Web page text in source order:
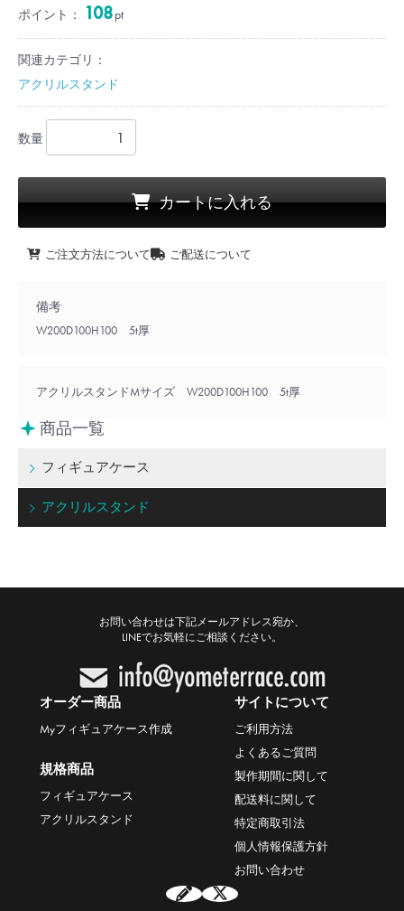
ポイント： 108pt
関連カテゴリ：
アクリルスタンド
数量
カートに入れる
ご注文方法について ご配送について
備考
W200D100H100 5t厚
アクリルスタンドMサイズ W200D100H100 5t厚
商品一覧
フィギュアケース
アクリルスタンド
お問い合わせは下記メールアドレス宛か、
LINEでお気軽にご相談ください。
オーダー商品
Myフィギュアケース作成
規格商品
フィギュアケース
アクリルスタンド
サイトについて
ご利用方法
よくあるご質問
製作期間に関して
配送料に関して
特定商取引法
個人情報保護方針
お問い合わせ